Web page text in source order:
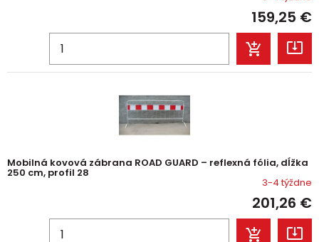
159,25 €
Mobilná kovová zábrana ROAD GUARD – reflexná fólia, dĺžka
250 cm, profil 28
3-4 týždne
201,26 €